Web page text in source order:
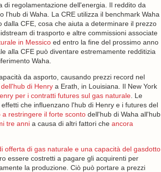
regolamentazione dell'energia. Il reddito da
di Waha. La CRE utilizza il benchmark Waha
CFE, cosa che aiuta a determinare il prezzo
di trasporto e altre commissioni associate
in Messicoed entro la fine del prossimo anno
alla CFE può diventare estremamente redditizia
Waha.
da asporto, causando prezzi record nel
di Henrya Erath, in Louisiana. Il New York
per i contratti futures sul gas naturale. Le
che influenzano l'hub di Henry e i futures del
restringere il forte scontodell'hub di Waha all'hub
tre annia causa di altri fattori che ancora
offerta di gas naturale e una capacità del gasdotto
essere costretti a pagare gli acquirenti per
la produzione. Ciò può portare a prezzi